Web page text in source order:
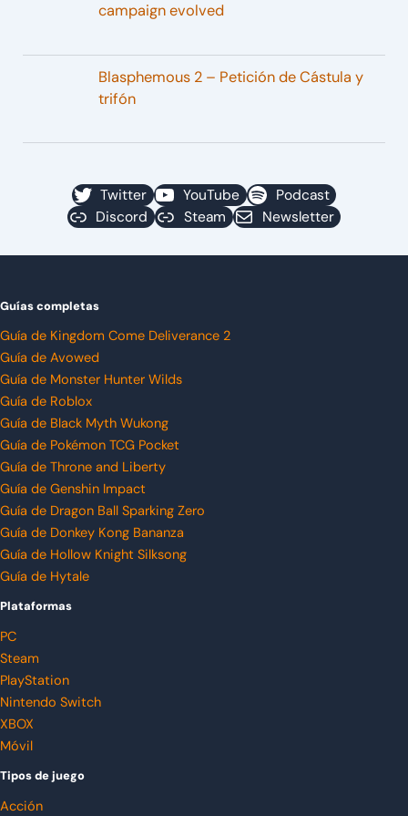
campaign evolved
Blasphemous 2 – Petición de Cástula y
trifón
Twitter YouTube
Podcast
Discord
Steam Newsletter
Guías completas
Guía de Kingdom Come Deliverance 2
Guía de Avowed
Guía de Monster Hunter Wilds
Guía de Roblox
Guía de Black Myth Wukong
Guía de Pokémon TCG Pocket
Guía de Throne and Liberty
Guía de Genshin Impact
Guía de Dragon Ball Sparking Zero
Guía de Donkey Kong Bananza
Guía de Hollow Knight Silksong
Guía de Hytale
Plataformas
PC
Steam
PlayStation
Nintendo Switch
XBOX
Móvil
Tipos de juego
Acción